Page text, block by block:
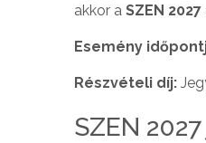
akkor a SZEN 2027
Esemény
Részvételi díj:
SZEN